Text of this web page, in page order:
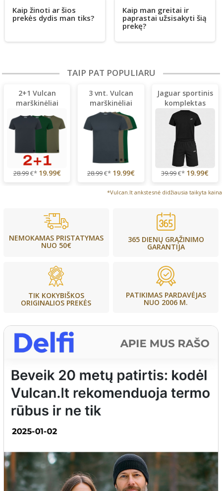
Kaip žinoti ar šios
prekės dydis man tiks?
Kaip man greitai ir
paprastai užsisakyti šią
prekę?
TAIP PAT POPULIARU
2+1 Vulcan
marškinėliai
28.99€* 19.99€
3 vnt. Vulcan
marškinėliai
28.99€* 19.99€
Jaguar sportinis
komplektas
39.99€* 19.99€
*Vulcan.lt ankstesnė didžiausia taikyta kaina
NEMOKAMAS PRISTATYMAS
NUO 50€
365 DIENŲ GRĄŽINIMO
GARANTIJA
TIK KOKYBIŠKOS
ORIGINALIOS PREKĖS
PATIKIMAS PARDAVĖJAS
NUO 2006 M.